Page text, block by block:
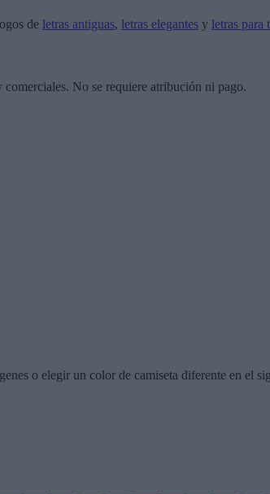
de letras antiguas, letras elegantes y letras para
No se requiere atribución ni pago.
o elegir un color de camiseta diferente en el